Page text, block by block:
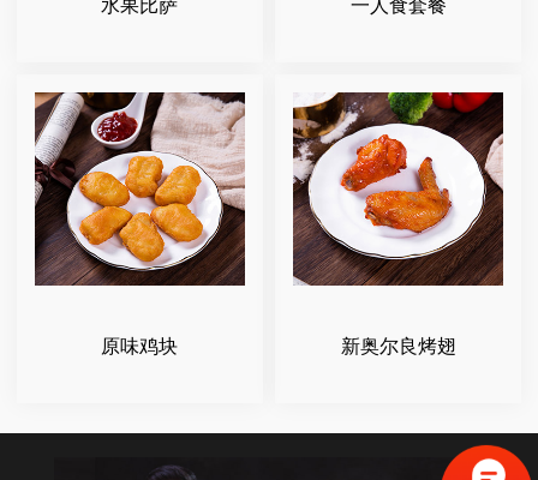
原味鸡块 新奥尔良烤翅